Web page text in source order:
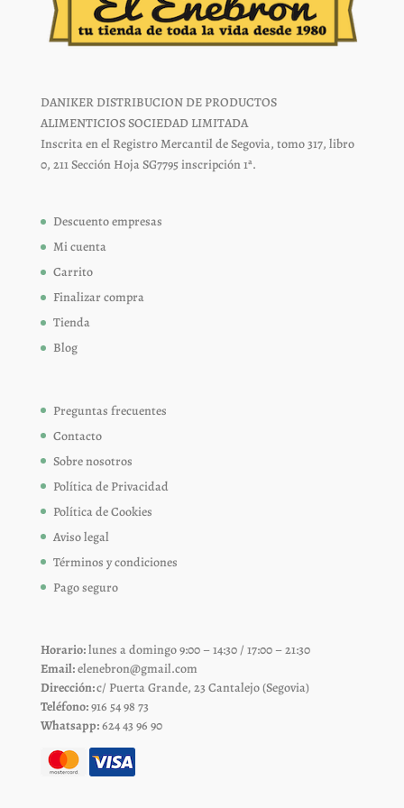
DANIKER DISTRIBUCION DE PRODUCTOS
ALIMENTICIOS SOCIEDAD LIMITADA
Inscrita en el Registro Mercantil de Segovia, tomo 317, libro
0, 211 Sección Hoja SG7795 inscripción 1ª.
Descuento empresas
Mi cuenta
Carrito
Finalizar compra
Tienda
Blog
Preguntas frecuentes
Contacto
Sobre nosotros
Política de Privacidad
Política de Cookies
Aviso legal
Términos y condiciones
Pago seguro
Horario:lunes a domingo 9:00 – 14:30 / 17:00 – 21:30
Email:elenebron@gmail.com
Dirección:c/ Puerta Grande, 23 Cantalejo (Segovia)
Teléfono:916 54 98 73
Whatsapp:624 43 96 90